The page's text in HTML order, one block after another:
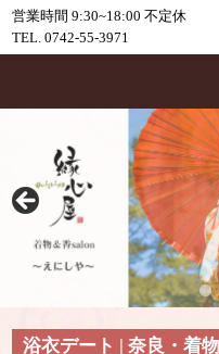
営業時間 9:30~18:00 不定休
TEL. 0742-55-3971
浴衣デート | 奈良・着